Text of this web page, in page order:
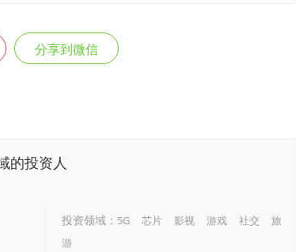
分享到微信
的投资人
投资领域： 5G 芯片 影视 游戏 社交
旅
游